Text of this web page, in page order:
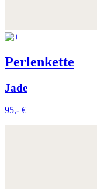
Perlenkette
Jade
95,- €